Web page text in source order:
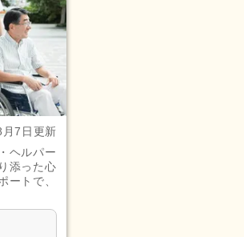
月7日更新
ヘルパー
添った心
ートで、